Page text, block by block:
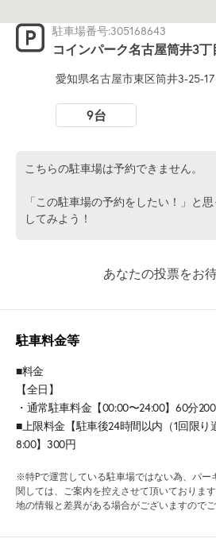
駐車場番号:305168643
コインパーク名古屋筒井3丁
愛知県名古屋市東区筒井3-25-17
9台
こちらの駐車場は予約できません。
「この駐車場の予約をしたい！」と
してみよう！
あなたの投票をお
駐車料金等
■料金
【全日】
・通常駐車料金【00:00〜24:00】60分
■上限料金【駐車後24時間以内（1回限り
8:00】300円
※特Pで運営している駐車場ではない為、パー
関しては、ご案内を控えさせて頂いておりま
地の情報と差異がある場合がございますのでご